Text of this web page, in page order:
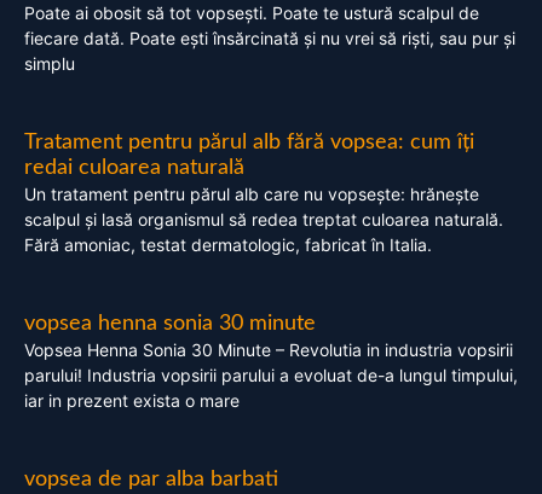
Poate ai obosit să tot vopsești. Poate te ustură scalpul de
fiecare dată. Poate ești însărcinată și nu vrei să riști, sau pur și
simplu
Tratament pentru părul alb fără vopsea: cum îți
redai culoarea naturală
Un tratament pentru părul alb care nu vopsește: hrănește
scalpul și lasă organismul să redea treptat culoarea naturală.
Fără amoniac, testat dermatologic, fabricat în Italia.
vopsea henna sonia 30 minute
Vopsea Henna Sonia 30 Minute – Revolutia in industria vopsirii
parului! Industria vopsirii parului a evoluat de-a lungul timpului,
iar in prezent exista o mare
vopsea de par alba barbati